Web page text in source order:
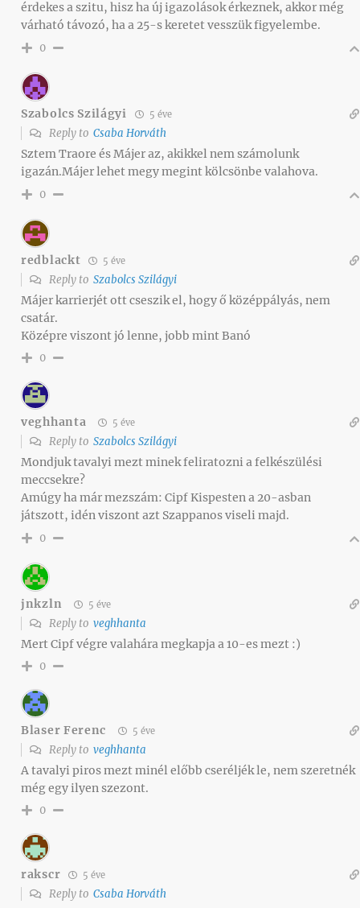
érdekes a szitu, hisz ha új igazolások érkeznek, akkor még
várható távozó, ha a 25-s keretet vesszük figyelembe.
0
Szabolcs Szilágyi 5 éve
Reply to Csaba Horváth
Sztem Traore és Májer az, akikkel nem számolunk
igazán.Májer lehet megy megint kölcsönbe valahova.
0
redblackt 5 éve
Reply to Szabolcs Szilágyi
Májer karrierjét ott cseszik el, hogy ő középpályás, nem
csatár.
Középre viszont jó lenne, jobb mint Banó
0
veghhanta 5 éve
Reply to Szabolcs Szilágyi
Mondjuk tavalyi mezt minek feliratozni a felkészülési
meccsekre?
Amúgy ha már mezszám: Cipf Kispesten a 20-asban
játszott, idén viszont azt Szappanos viseli majd.
0
jnkzln 5 éve
Reply to veghhanta
Mert Cipf végre valahára megkapja a 10-es mezt :)
0
Blaser Ferenc 5 éve
Reply to veghhanta
A tavalyi piros mezt minél előbb cseréljék le, nem szeretnék
még egy ilyen szezont.
0
rakscr 5 éve
Reply to Csaba Horváth